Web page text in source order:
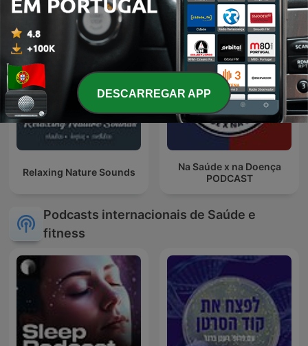
Relaxing Nature Sounds
Na Saúde x na Doença
PODCAST
Podcasts internacionais de Saúde e
fitness
DESCARREGAR APP